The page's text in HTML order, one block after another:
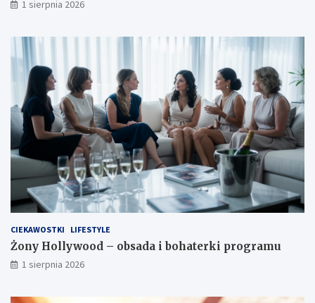
1 sierpnia 2026
CIEKAWOSTKI LIFESTYLE
Żony Hollywood – obsada i bohaterki programu
1 sierpnia 2026